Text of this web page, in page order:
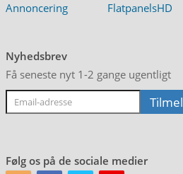
Annoncering
FlatpanelsHD
Nyhedsbrev
Få seneste nyt 1-2 gange ugentligt
Følg os på de sociale medier